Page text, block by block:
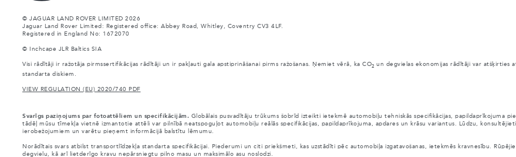
© JAGUAR LAND ROVER LIMITED 2026
Jaguar Land Rover Limited: Registered office: Abbey Road, Whitley, Coventry CV3 4LF.
Registered in England No: 1672070
© Inchcape JLR Baltics SIA
Visi rādītāji ir ražotāja pirmssertifikācijas rādītāji un ir pakļauti gala apstiprināšanai pirms ražošanas. Ņemiet vērā, ka CO2 un degvielas ekonomijas rādītāji var atšķirties
standarta diskiem.
VIEW REGULATION (EU) 2020/740 PDF
Svarīgs paziņojums par fotoattēliem un specifikācijām. Globālais pusvadītāju trūkums šobrīd izteikti ietekmē automobiļu tehniskās specifikācijas, papildaprīkojuma
tādēļ mūsu tīmekļa vietnē izmantotie attēli var pilnībā neatspoguļot automobiļu reālās specifikācijas, papildaprīkojuma, apdares un krāsu variantus. Lūdzu,
ierobežojumiem un varētu pieņemt informācijā balstītu lēmumu.
Norādītais svars atbilst transportlīdzekļa standarta specifikācijai. Piederumi un citi priekšmeti, kas uzstādīti pēc automobiļa izgatavošanas, ietekmēs kravnesību.
degvielu, kā arī lietderīgo kravu nepārsniegtu pilno masu un maksimālo asu noslodzi.